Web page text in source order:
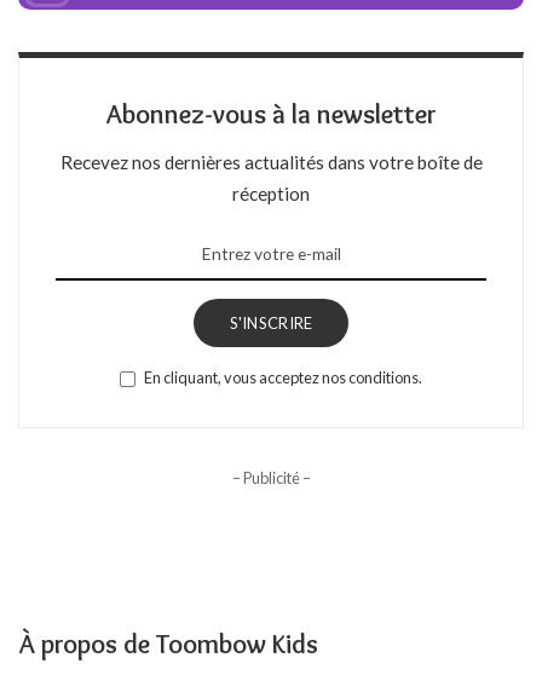
Abonnez-vous à la newsletter
Recevez nos dernières actualités dans votre boîte de
réception
S'INSCRIRE
En cliquant, vous acceptez nos conditions.
– Publicité –
À propos de Toombow Kids